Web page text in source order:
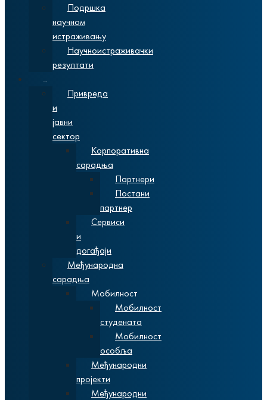
Подршка
научном
истраживању
Научноистраживачки
резултати
Привреда
и
јавни
сектор
Корпоративна
сарадња
Партнери
Постани
партнер
Сервиси
и
догађаји
Међународна
сарадња
Мобилност
Мобилност
студената
Мобилност
особља
Међународни
пројекти
Међународни